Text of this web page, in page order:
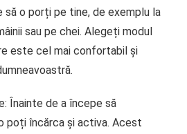
o porți pe tine, de exemplu la
sau pe chei. Alegeți modul
este cel mai confortabil și
Înainte de a începe să
poți încărca și activa. Acest